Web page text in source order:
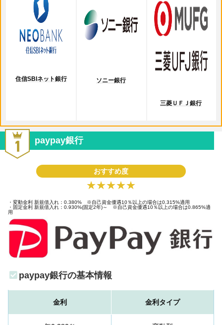
住信SBIネット銀行 ソニー銀行
三菱ＵＦＪ銀行
paypay銀行
おすすめ度
★★★★★
paypay銀行の基本情報
金利 金利タイプ
・変動金利 新規借入れ：0.380% ※自己資金優遇10％以上の場合は0.315%適用
・固定金利 新規借入れ：0.930%(固定2年)～ ※自己資金優遇10％以上の場合は0.865%適
用